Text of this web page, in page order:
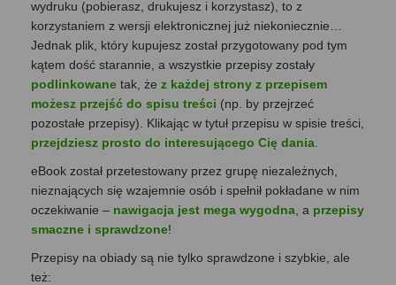
wydruku (pobierasz, drukujesz i korzystasz), to z
korzystaniem z wersji elektronicznej już niekoniecznie…
Jednak plik, który kupujesz został przygotowany pod tym
kątem dość starannie, a wszystkie przepisy zostały
podlinkowane tak, że z każdej strony z przepisem
możesz przejść do spisu treści (np. by przejrzeć
pozostałe przepisy). Klikając w tytuł przepisu w spisie treści,
przejdziesz prosto do interesującego Cię dania
eBook został przetestowany przez grupę niezależnych,
nieznających się wzajemnie osób i spełnił pokładane w nim
oczekiwanie – nawigacja jest mega wygodna , a przepisy
smaczne i sprawdzone!
Przepisy na obiady są nie tylko sprawdzone i szybkie, ale
też: